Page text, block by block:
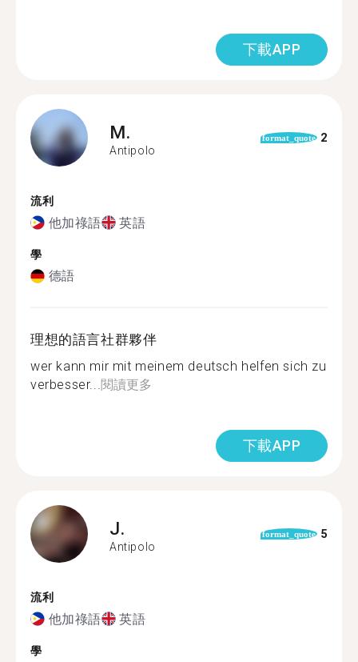
下載APP
M.
Antipolo
format_quote 2
流利
他加祿語 英語
學
德語
理想的語言社群夥伴
wer kann mir mit meinem deutsch helfen sich zu
verbesser...閱讀更多
下載APP
J.
Antipolo
format_quote 5
流利
他加祿語 英語
學